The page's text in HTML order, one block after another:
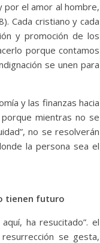
por el amor al hombre,
Cada cristiano y cada
y promoción de los
porque contamos
se unen para
y las finanzas hacia
mientras no se
no se resolverán
la persona sea el
tienen futuro
ha resucitado”. el
se gesta,